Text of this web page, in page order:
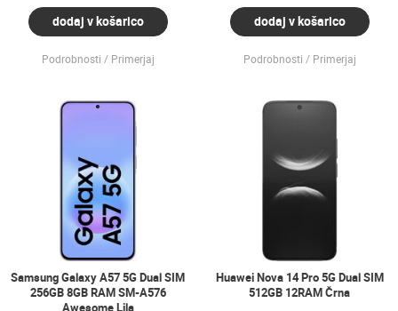
dodaj v košarico
Podrobnosti Primerjaj
dodaj v košarico
Podrobnosti Primerjaj
Samsung Galaxy A57 5G Dual SIM
256GB 8GB RAM SM-A576
Awesome Lila
Huawei Nova 14 Pro 5G Dual SIM
512GB 12RAM Črna